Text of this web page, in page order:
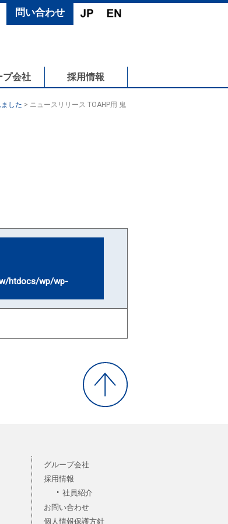
問い合わせ
プ会社 採用情報
した > ニュースリリース TOAHP用 鬼
htdocs/wp/wp-
グループ会社
採用情報
社員紹介
お問い合わせ
個人情報保護方針